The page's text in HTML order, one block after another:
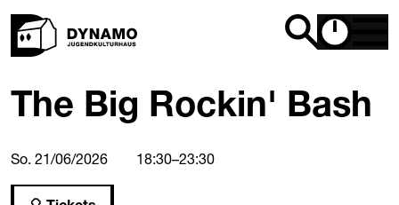
The Big Rockin' Bash
So. 21/06/2026 18:30–23:30